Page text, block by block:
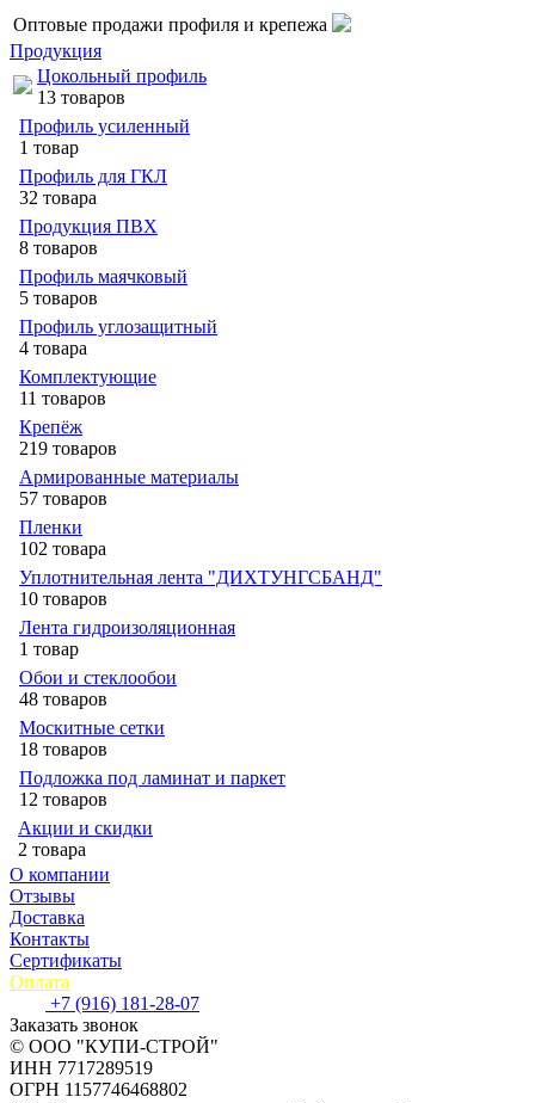
Оптовые продажи профиля и крепежа
Продукция
Цокольный профиль
13 товаров
Профиль усиленный
1 товар
Профиль для ГКЛ
32 товара
Продукция ПВХ
8 товаров
Профиль маячковый
5 товаров
Профиль углозащитный
4 товара
Комплектующие
11 товаров
Крепёж
219 товаров
Армированные материалы
57 товаров
Пленки
102 товара
Уплотнительная лента "ДИХТУНГСБАНД"
10 товаров
Лента гидроизоляционная
1 товар
Обои и стеклообои
48 товаров
Москитные сетки
18 товаров
Подложка под ламинат и паркет
12 товаров
Акции и скидки
2 товара
О компании
Отзывы
Доставка
Контакты
Сертификаты
Оплата
+7 (916) 181-28-07
Заказать звонок
© ООО "КУПИ-СТРОЙ"
ИНН 7717289519
ОГРН 1157746468802